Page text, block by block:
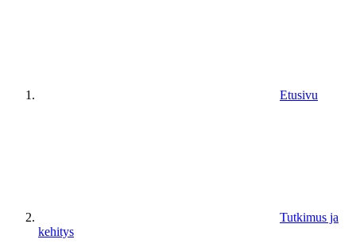
Etusivu
Tutkimus ja
kehitys